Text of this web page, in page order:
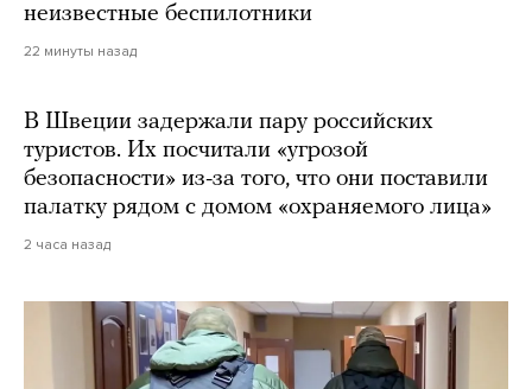
неизвестные беспилотники
22 минуты назад
В Швеции задержали пару российских
туристов. Их посчитали «угрозой
безопасности» из-за того, что они поставили
палатку рядом с домом «охраняемого лица»
2 часа назад